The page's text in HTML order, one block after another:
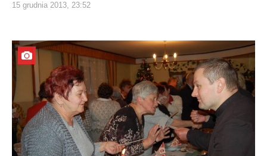
15 grudnia 2013, 23:52